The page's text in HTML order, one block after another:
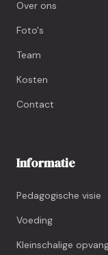
Over ons
Foto's
Team
Kosten
Contact
Informatie
Pedagogische visie
Voeding
Kleinschalige